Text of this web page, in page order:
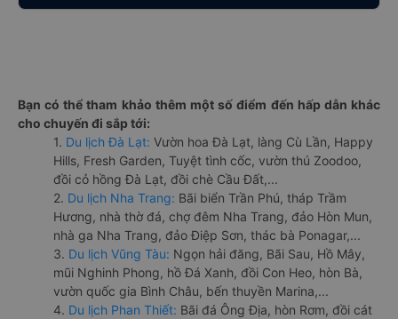
Bạn có thể tham khảo thêm một số điểm đến hấp dẫn khác
cho chuyến đi sắp tới:
1. Du lịch Đà Lạt: Vườn hoa Đà Lạt, làng Cù Lần, Happy
Hills, Fresh Garden, Tuyệt tình cốc, vườn thú Zoodoo,
đồi cỏ hồng Đà Lạt, đồi chè Cầu Đất,...
2. Du lịch Nha Trang: Bãi biển Trần Phú, tháp Trầm
Hương, nhà thờ đá, chợ đêm Nha Trang, đảo Hòn Mun,
nhà ga Nha Trang, đảo Điệp Sơn, thác bà Ponagar,...
3. Du lịch Vũng Tàu: Ngọn hải đăng, Bãi Sau, Hồ Mây,
mũi Nghinh Phong, hồ Đá Xanh, đồi Con Heo, hòn Bà,
vườn quốc gia Bình Châu, bến thuyền Marina,...
4. Du lịch Phan Thiết: Bãi đá Ông Địa, hòn Rơm, đồi cát